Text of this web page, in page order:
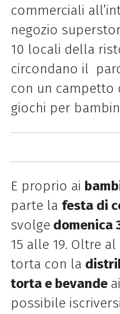
commerciali
negozio
10 locali della
circondano il
con un campetto
giochi per
E proprio ai
parte la festa di
svolge domenica
15 alle 19. Oltre
torta con la
torta e bevande
possibile